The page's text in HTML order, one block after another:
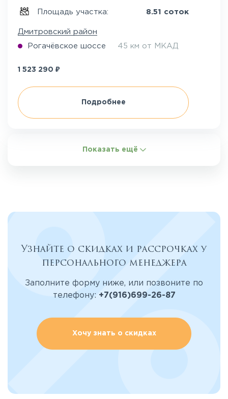
Площадь участка: 8.51 соток
Дмитровский район
Рогачёвское шоссе 45 км от МКАД
1 523 290 ₽
Подробнее
Показать ещё
Узнайте о скидках и рассрочках у
персонального менеджера
Заполните форму ниже, или позвоните по
телефону: +7(916)699-26-87
Хочу знать о скидках